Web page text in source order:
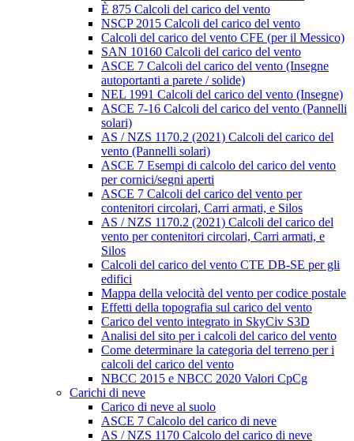
È 875 Calcoli del carico del vento
NSCP 2015 Calcoli del carico del vento
Calcoli del carico del vento CFE (per il Messico)
SAN 10160 Calcoli del carico del vento
ASCE 7 Calcoli del carico del vento (Insegne
autoportanti a parete / solide)
NEL 1991 Calcoli del carico del vento (Insegne)
ASCE 7-16 Calcoli del carico del vento (Pannelli
solari)
AS / NZS 1170.2 (2021) Calcoli del carico del
vento (Pannelli solari)
ASCE 7 Esempi di calcolo del carico del vento
per cornici/segni aperti
ASCE 7 Calcoli del carico del vento per
contenitori circolari, Carri armati, e Silos
AS / NZS 1170.2 (2021) Calcoli del carico del
vento per contenitori circolari, Carri armati, e
Silos
Calcoli del carico del vento CTE DB-SE per gli
edifici
Mappa della velocità del vento per codice postale
Effetti della topografia sul carico del vento
Carico del vento integrato in SkyCiv S3D
Analisi del sito per i calcoli del carico del vento
Come determinare la categoria del terreno per i
calcoli del carico del vento
NBCC 2015 e NBCC 2020 Valori CpCg
Carichi di neve
Carico di neve al suolo
ASCE 7 Calcolo del carico di neve
AS / NZS 1170 Calcolo del carico di neve